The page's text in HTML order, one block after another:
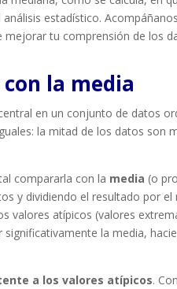
estadístico.
mejorar tu comprensión de los
la media
en un conjunto de datos
la mitad de los datos son
compararla con la media (o
y dividiendo el resultado por el
valores atípicos (valores
la media,
a los valores atípicos.